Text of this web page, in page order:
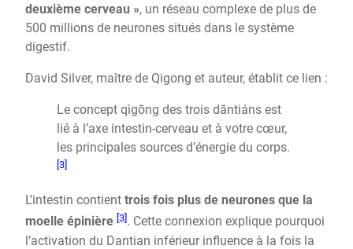
deuxième cerveau », un réseau complexe de plus de
500 millions de neurones situés dans le système
digestif.
David Silver, maître de Qigong et auteur, établit ce lien :
Le concept qìgōng des trois dāntiáns est
lié à l’axe intestin-cerveau et à votre cœur,
les principales sources d’énergie du corps.
[3]
L’intestin contient trois fois plus de neurones que la
moelle épinière [3]. Cette connexion explique pourquoi
l’activation du Dantian inférieur influence à la fois la